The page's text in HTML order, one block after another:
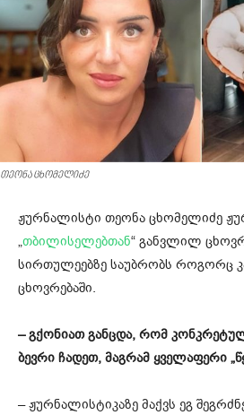
თეონა ცხომელიძე
ჟურნალისტი თეონა ცხომელიძე
„თბილისელებთან“ განვლილ
სირთულეებზე საუბრობს როგორც
ცხოვრებაში.
– გქონიათ განცდა, რომ
ბევრი ჩადეთ, მაგრამ ყველაფერი
– ჟურნალისტიკაზე მაქვს ეგ